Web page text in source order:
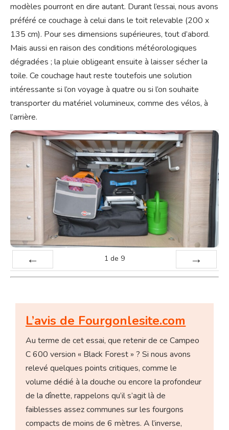
modèles pourront en dire autant. Durant l’essai, nous avons
préféré ce couchage à celui dans le toit relevable (200 x
135 cm). Pour ses dimensions supérieures, tout d’abord.
Mais aussi en raison des conditions météorologiques
dégradées ; la pluie obligeant ensuite à laisser sécher la
toile. Ce couchage haut reste toutefois une solution
intéressante si l’on voyage à quatre ou si l’on souhaite
transporter du matériel volumineux, comme des vélos, à
l’arrière.
Préc
1 de 9
Suiv.
L’avis de Fourgonlesite.com
Au terme de cet essai, que retenir de ce Campeo
C 600 version « Black Forest » ? Si nous avons
relevé quelques points critiques, comme le
volume dédié à la douche ou encore la profondeur
de la dînette, rappelons qu’il s’agit là de
faiblesses assez communes sur les fourgons
compacts de moins de 6 mètres. A l’inverse,